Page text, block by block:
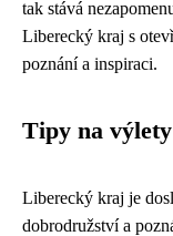
tak stává
Liberecký kraj s
poznání a inspiraci.
Tipy na
Liberecký kraj je
dobrodružství a